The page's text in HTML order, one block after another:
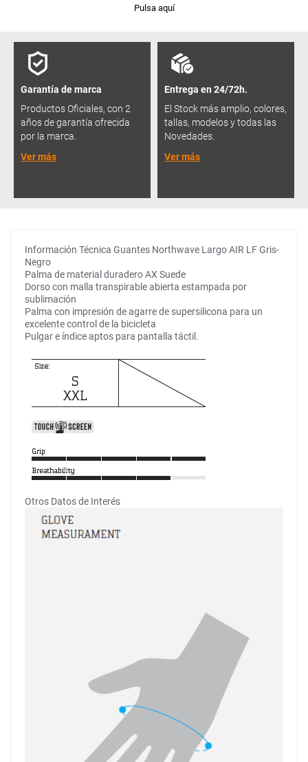
Pulsa aquí
Garantía de marca
Productos Oficiales, con 2
años de garantía ofrecida
por la marca.
Ver más
Entrega en 24/72h.
El Stock más amplio, colores,
tallas, modelos y todas las
Novedades.
Ver más
Información Técnica Guantes Northwave Largo AIR LF Gris-
Negro
Palma de material duradero AX Suede
Dorso con malla transpirable abierta estampada por
sublimación
Palma con impresión de agarre de supersilicona para un
excelente control de la bicicleta
Pulgar e índice aptos para pantalla táctil.
Otros Datos de Interés